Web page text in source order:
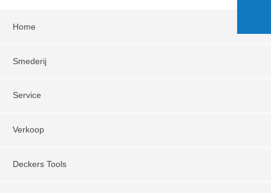
Home
Smederij
Service
Verkoop
Deckers Tools